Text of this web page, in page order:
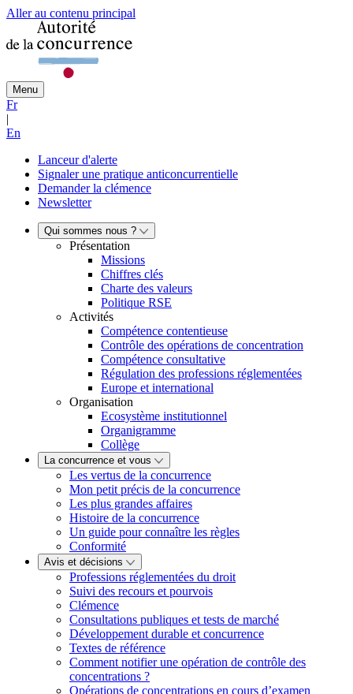
Aller au contenu principal
Menu
Fr
|
En
Lanceur d'alerte
Signaler une pratique anticoncurrentielle
Demander la clémence
Newsletter
Qui sommes nous ?
Présentation
Missions
Chiffres clés
Charte des valeurs
Politique RSE
Activités
Compétence contentieuse
Contrôle des opérations de concentration
Compétence consultative
Régulation des professions réglementées
Europe et international
Organisation
Ecosystème institutionnel
Organigramme
Collège
La concurrence et vous
Les vertus de la concurrence
Mon petit précis de la concurrence
Les plus grandes affaires
Histoire de la concurrence
Un guide pour connaître les règles
Conformité
Avis et décisions
Professions réglementées du droit
Suivi des recours et pourvois
Clémence
Consultations publiques et tests de marché
Développement durable et concurrence
Textes de référence
Comment notifier une opération de contrôle des
concentrations ?
Opérations de concentrations en cours d’examen